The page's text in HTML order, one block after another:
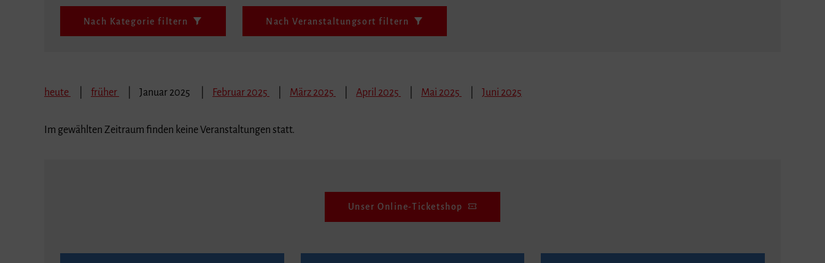
Nach Kategorie filtern Nach Veranstaltungsort filtern
heute früher Januar 2025 Februar 2025 März 2025 April 2025 Mai 2025 Juni 2025
Im gewählten Zeitraum finden keine Veranstaltungen statt.
Unser Online-Ticketshop